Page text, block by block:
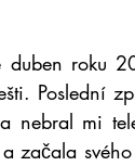
duben roku
Poslední
nebral mi
začala